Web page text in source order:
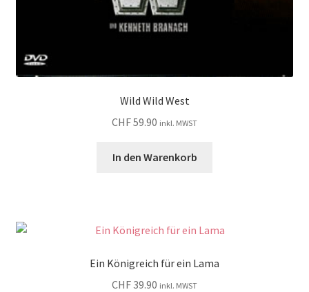
Wild Wild West
CHF59.90 inkl. MWST
In den Warenkorb
Ein Königreich für ein Lama
CHF39.90 inkl. MWST